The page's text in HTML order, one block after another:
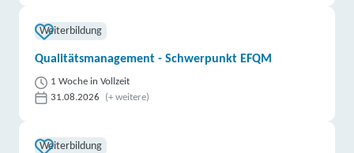
Weiterbildung
Qualitätsmanagement - Schwerpunkt EFQM
1 Woche in Vollzeit
31.08.2026
(+ weitere)
Weiterbildung